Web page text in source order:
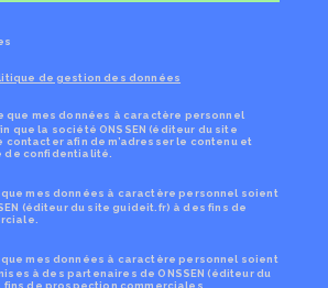
de gestion des données
que mes données à caractère personnel
que la société ONSSEN (éditeur du site
afin de m’adresser le contenu et
de confidentialité.
que mes données à caractère personnel soient
(éditeur du site guideit.fr) à des fins de
que mes données à caractère personnel soient
à des partenaires de ONSSEN (éditeur du
fins de prospection commerciales